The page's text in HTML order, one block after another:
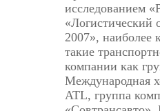
исследованием
«Логистический
2007», наиболее
такие
компании как
Международная
ATL, группа